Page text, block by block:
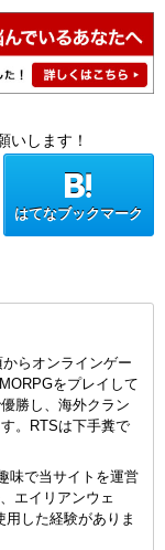
いします！
はてなブックマーク
らオンラインゲー
をプレイして
勝し、海外クラン
。RTSは下手糞で
味で当サイトを運営
エイリアンウェ
した経験がありま